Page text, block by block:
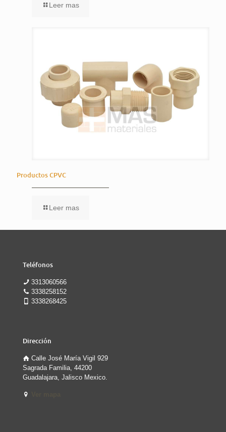
Leer mas
Productos CPVC
Leer mas
Teléfonos
3313060566
3338258152
3338268425
Dirección
Calle José María Vigil 929
Sagrada Familia, 44200
Guadalajara, Jalisco Mexico.